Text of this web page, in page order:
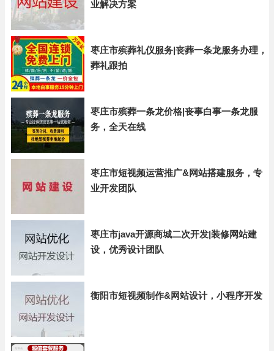
业解决方案
枣庄市殡葬礼仪服务|丧葬一条龙服务办理，
葬礼跟拍
枣庄市殡葬一条龙价格|丧事白事一条龙服
务，全天在线
枣庄市短视频运营推广&网站搭建服务，专
业开发团队
枣庄市java开源商城二次开发|装修网站建
设，优秀设计团队
衡阳市短视频制作&网站设计，小程序开发